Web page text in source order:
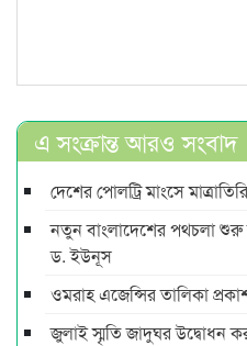
এ সংক্রান্ত আরও সংবাদ
দেশের পোলট্রি মাংসে
নতুন বাংলাদেশের পথচলা শুরু
ড. ইউনূস
ওমরাহ এজেন্সির তালিকা
জুলাই স্মৃতি জাদুঘর উদ্বোধন